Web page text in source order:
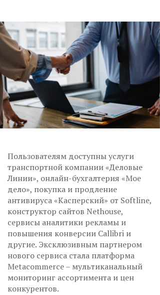
Пользователям доступны услуги
транспортной компании «Деловые
Линии», онлайн-бухгалтерия «Мое
дело», покупка и продление
антивируса «Касперский» от Softline,
конструктор сайтов Nethouse,
сервисы аналитики рекламы и
повышения конверсии Callibri и
другие. Эксклюзивным партнером
нового сервиса стала платформа
Metacommerce – мультиканальный
мониторинг ассортимента и цен
конкурентов.